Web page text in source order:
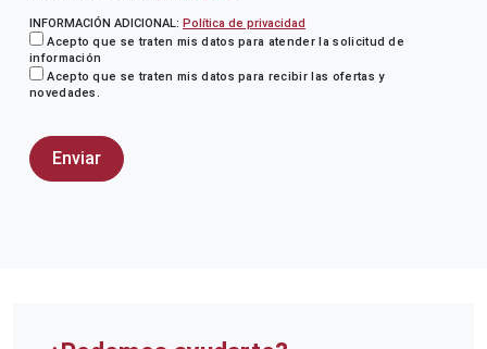
INFORMACIÓN ADICIONAL: Política de privacidad
Acepto que se traten mis datos para atender la solicitud de
información
Acepto que se traten mis datos para recibir las ofertas y
novedades.